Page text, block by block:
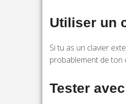
Utiliser un
Si tu as un clavier
probablement de ton
Tester